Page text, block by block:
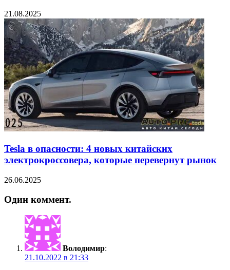
21.08.2025
Tesla в опасности: 4 новых китайских
электрокроссовера, которые перевернут рынок
26.06.2025
Один коммент.
Володимир:
21.10.2022 в 21:33